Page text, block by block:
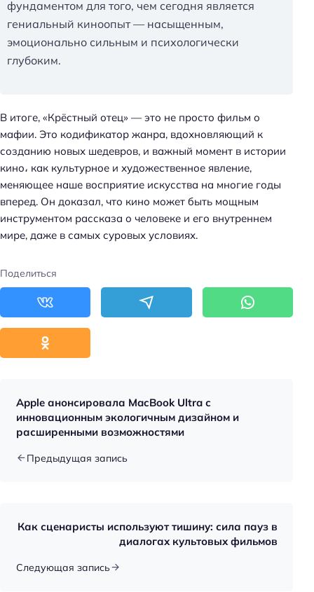
фундаментом для того, чем сегодня является
гениальный киноопыт — насыщенным,
эмоционально сильным и психологически
глубоким.
В итоге, «Крёстный отец» — это не просто фильм о
мафии. Это кодификатор жанра, вдохновляющий к
созданию новых шедевров, и важный момент в истории
кино، как культурное и художественное явление,
меняющее наше восприятие искусства на многие годы
вперед. Он доказал, что кино может быть мощным
инструментом рассказа о человеке и его внутреннем
мире, даже в самых суровых условиях.
Поделиться
Apple анонсировала MacBook Ultra с
инновационным экологичным дизайном и
расширенными возможностями
Предыдущая запись
Как сценаристы используют тишину: сила пауз в
диалогах культовых фильмов
Следующая запись